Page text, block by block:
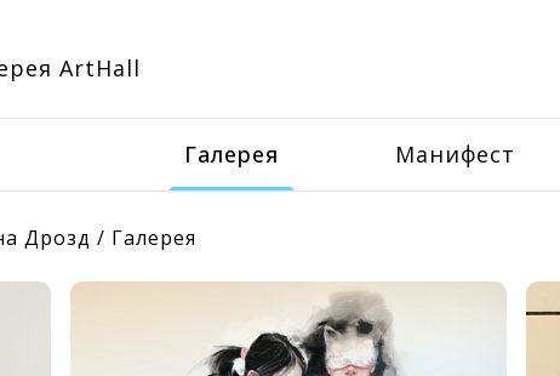
ArtHall
Галерея Манифест
Дрозд / Галерея